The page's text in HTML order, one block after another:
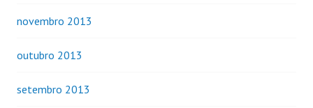
novembro 2013
outubro 2013
setembro 2013